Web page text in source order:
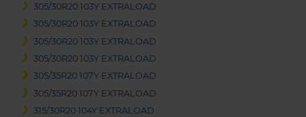
305/30R20 103Y EXTRALOAD
305/30R20 103Y EXTRALOAD
305/30R20 103Y EXTRALOAD
305/30R20 103Y EXTRALOAD
305/35R20 107Y EXTRALOAD
305/35R20 107Y EXTRALOAD
315/30R20 104Y EXTRALOAD